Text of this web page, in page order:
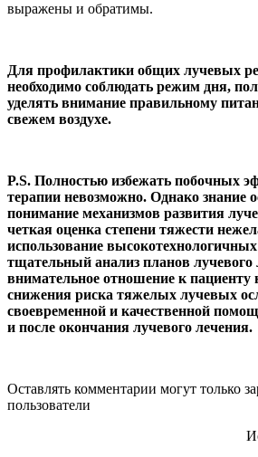
выражены и обратимы.
Для профилактики общих лучевых
необходимо соблюдать режим дня,
уделять внимание правильному
свежем воздухе.
P.S. Полностью избежать побочных
терапии невозможно. Однако знание
понимание механизмов развития
четкая оценка степени тяжести
использование
тщательный анализ планов лучевого
внимательное отношение к пациенту
снижения риска тяжелых лучевых
своевременной и качественной
и после окончания лучевого лечения.
Оставлять комментарии могут только
пользователи